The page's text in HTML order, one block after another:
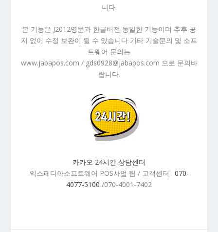
니다.
본 기능은 J2012영문과 한글버전 동일한 기능이며 추후 공
지 없이 수정 보완이 될 수 있습니다 기타 기술문의 및 소프
트웨어 문의는
www.jabapos.com / gds0928@jabapos.com 으로 문의바
랍니다.
카카오 24시간 상담센터
익스페디아소프트웨어 POS사업 팀 / 고객센터 : 070-
4077-5100 /070-4001-7402